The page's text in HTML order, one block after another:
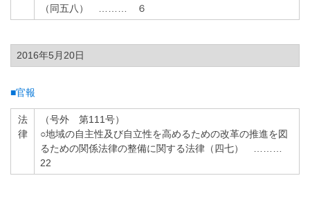
（同五八） ……… ６
2016年5月20日
■官報
法
律
（号外 第111号）
○地域の自主性及び自立性を高めるための改革の推進を図
るための関係法律の整備に関する法律（四七） ………
22